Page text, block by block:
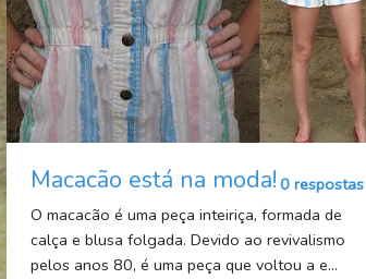
Macacão está na moda! 0 respostas
O macacão é uma peça inteiriça, formada de
calça e blusa folgada. Devido ao revivalismo
pelos anos 80, é uma peça que voltou a e...